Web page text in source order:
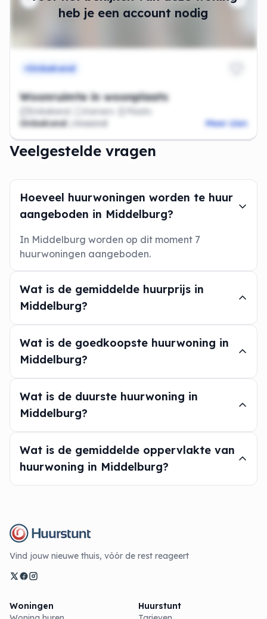
heb je een account nodig
Onbekend
Woonruimte in woonplaats
Onbekend Kamers
Plaats
Onbekend
/maand Meer zien
Veelgestelde vragen
Hoeveel huurwoningen worden te huur
aangeboden in Middelburg?
In Middelburg worden op dit moment 7
huurwoningen aangeboden.
Wat is de gemiddelde huurprijs in
Middelburg?
Wat is de goedkoopste huurwoning in
Middelburg?
Wat is de duurste huurwoning in
Middelburg?
Wat is de gemiddelde oppervlakte van
huurwoning in Middelburg?
Vind jouw nieuwe thuis, vóór de rest reageert
Woningen
Huurstunt